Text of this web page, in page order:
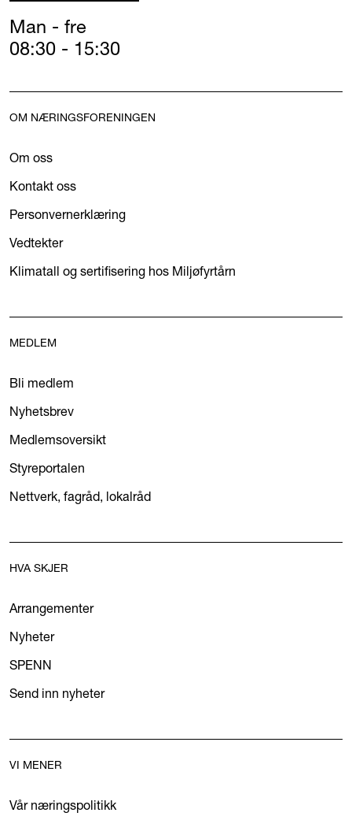
Man - fre
08:30 - 15:30
OM NÆRINGSFORENINGEN
Om oss
Kontakt oss
Personvernerklæring
Vedtekter
Klimatall og sertifisering hos Miljøfyrtårn
MEDLEM
Bli medlem
Nyhetsbrev
Medlemsoversikt
Styreportalen
Nettverk, fagråd, lokalråd
HVA SKJER
Arrangementer
Nyheter
SPENN
Send inn nyheter
VI MENER
Vår næringspolitikk